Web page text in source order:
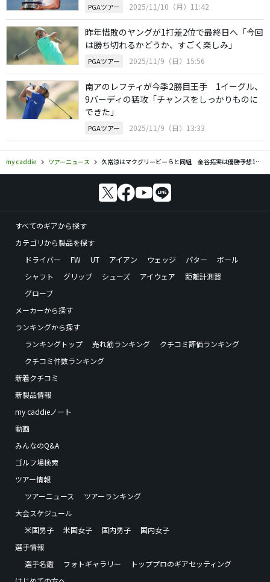
PGAツアー 2025/11/10（月）11:42
昨年惜敗のヤングが1打差2位で最終日へ「今回
は勝ち切れるかどうか、すごく楽しみ」
PGAツアー 2025/11/9（日）15:56
南アのレフティが今季2勝目王手 1イーグル、
9バーディの猛攻「チャンスをしっかりものに
できた」
PGAツアー 2025/11/9（日）13:33
my caddie ツアーニュース 久常涼はマクグリービーらと同組 金谷拓実は優勝予想13位／バミューダ選手権
すべてのギアから探す
カテゴリから製品を探す
ドライバー
FW UT アイアン ウェッジ パター
ボール
シャフト
グリップ シューズ アイウェア
距離計測器
グローブ
メーカーから探す
ランキングから探す
ランキングトップ
売れ筋ランキング
クチコミ評価ランキング
クチコミ件数ランキング
新着クチコミ
新製品情報
my caddieノート
動画
みんなのQ&A
ゴルフ場検索
ツアー情報
ツアーニュース
ツアーランキング
大会スケジュール
米国男子
米国女子 国内男子
国内女子
選手情報
選手名鑑
フォトギャラリー
トッププロのギアセッティング